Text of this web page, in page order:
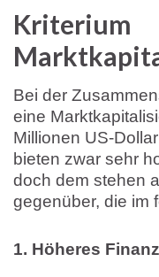
Kriterium
Bei der
eine
Millionen US-
bieten zwar sehr
doch dem stehen
gegenüber, die im
1. Höheres